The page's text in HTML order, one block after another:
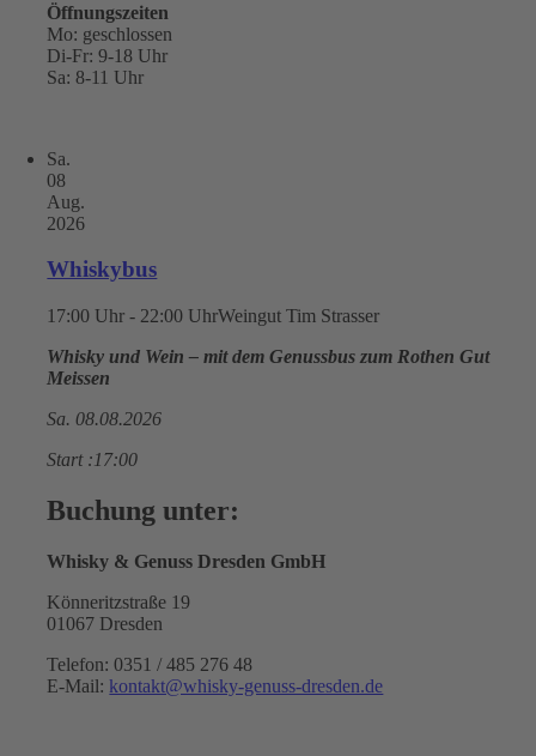
Öffnungszeiten
Mo: geschlossen
Di-Fr: 9-18 Uhr
Sa: 8-11 Uhr
Sa.
08
Aug.
2026
Whiskybus
17:00 Uhr - 22:00 UhrWeingut Tim Strasser
Whisky und Wein – mit dem Genussbus zum Rothen Gut
Meissen
Sa. 08.08.2026
Start :17:00
Buchung unter:
Whisky & Genuss Dresden GmbH
Könneritzstraße 19
01067 Dresden
Telefon: 0351 / 485 276 48
E-Mail: kontakt@whisky-genuss-dresden.de